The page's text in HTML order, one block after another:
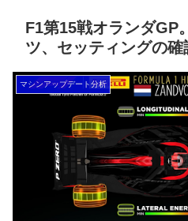
F1第15戦オランダGP
ツ、セッティングの
マシンアップデート分析